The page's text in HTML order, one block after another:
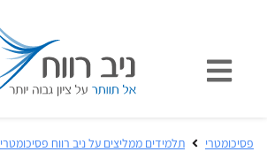
כניסת
תלמידים
המוצרים
פסיכומטרי תלמידים ממליצים על ניב רווח פסיכומטרי